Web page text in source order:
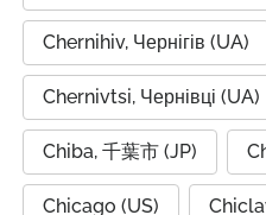
Chernihiv, Чернігів (UA)
Chernivtsi, Чернівці (UA)
Chiba, 千葉市 (JP)
Chicago (US)